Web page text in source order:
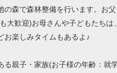
の森で森林整備を行います。お
大歓迎)お母さんや子どもたち
お楽しみタイムもあるよ♪
る親子・家族(お子様の年齢：就